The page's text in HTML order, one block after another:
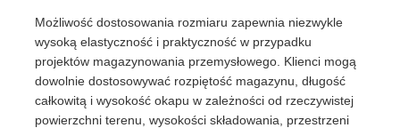
Możliwość dostosowania rozmiaru zapewnia niezwykle
wysoką elastyczność i praktyczność w przypadku
projektów magazynowania przemysłowego. Klienci mogą
dowolnie dostosowywać rozpiętość magazynu, długość
całkowitą i wysokość okapu w zależności od rzeczywistej
powierzchni terenu, wysokości składowania, przestrzeni